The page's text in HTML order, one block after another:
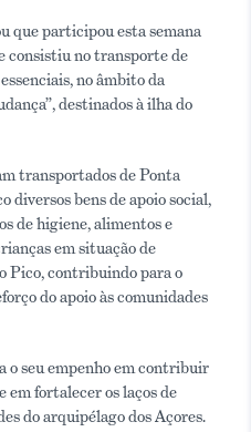
que participou esta semana
consistiu no transporte de
no âmbito da
destinados à ilha do
transportados de Ponta
diversos bens de apoio social,
de higiene, alimentos e
em situação de
Pico, contribuindo para o
do apoio às comunidades
o seu empenho em contribuir
em fortalecer os laços de
do arquipélago dos Açores.​